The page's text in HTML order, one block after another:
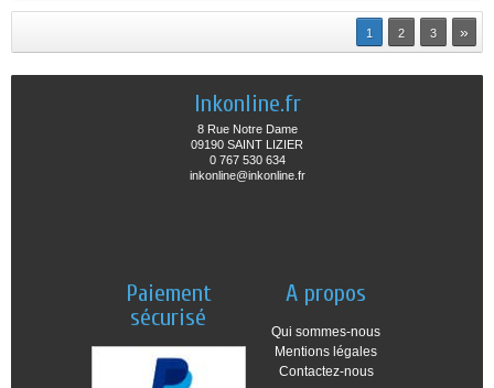
1 2 3 »
Inkonline.fr
8 Rue Notre Dame
09190 SAINT LIZIER
0 767 530 634
inkonline@inkonline.fr
Paiement
sécurisé
A propos
Qui sommes-nous
Mentions légales
Contactez-nous